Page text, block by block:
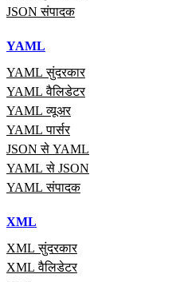
JSON संपादक
YAML
YAML सुंदरकार
YAML वैलिडेटर
YAML व्यूअर
YAML पार्सर
JSON से YAML
YAML से JSON
YAML संपादक
XML
XML सुंदरकार
XML वैलिडेटर